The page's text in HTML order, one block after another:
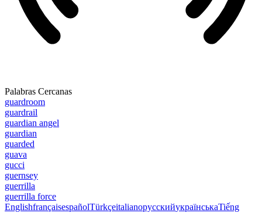
Palabras Cercanas
guardroom
guardrail
guardian angel
guardian
guarded
guava
gucci
guernsey
guerrilla
guerrilla force
EnglishfrançaisespañolTürkçeitalianoрусскийукраїнськаTiếng